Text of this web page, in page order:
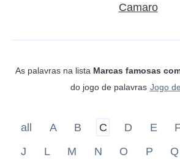
Camaro
As palavras na lista Marcas famosas
do jogo de palavras Jogo
all A B C D E
J
L M N O P Q